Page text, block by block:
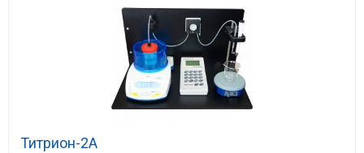
Титрион-2А